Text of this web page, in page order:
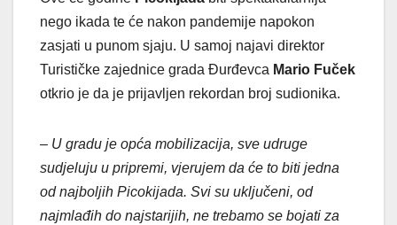
nego ikada te će nakon pandemije napokon
zasjati u punom sjaju. U samoj najavi direktor
Turističke zajednice grada Đurđevca Mario Fuček
otkrio je da je prijavljen rekordan broj sudionika.
– U gradu je opća mobilizacija, sve udruge
sudjeluju u pripremi, vjerujem da će to biti jedna
od najboljih Picokijada. Svi su uključeni, od
najmlađih do najstarijih, ne trebamo se bojati za